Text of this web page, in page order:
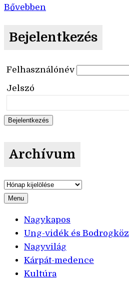
Bővebben
Bejelentkezés
Felhasználónév
Jelszó
Archívum
Archívum
Menu
Nagykapos
Ung-vidék és Bodrogköz
Nagyvilág
Kárpát-medence
Kultúra